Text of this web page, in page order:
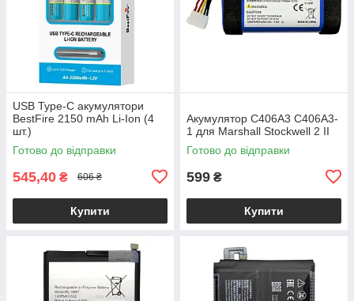
USB Type-C акумулятори
BestFire 2150 mAh Li-Ion (4
шт.)
Готово до відправки
545,40 ₴ 606 ₴
Купити
Акумулятор C406A3 C406A3-
1 для Marshall Stockwell 2 II
Готово до відправки
599 ₴
Купити